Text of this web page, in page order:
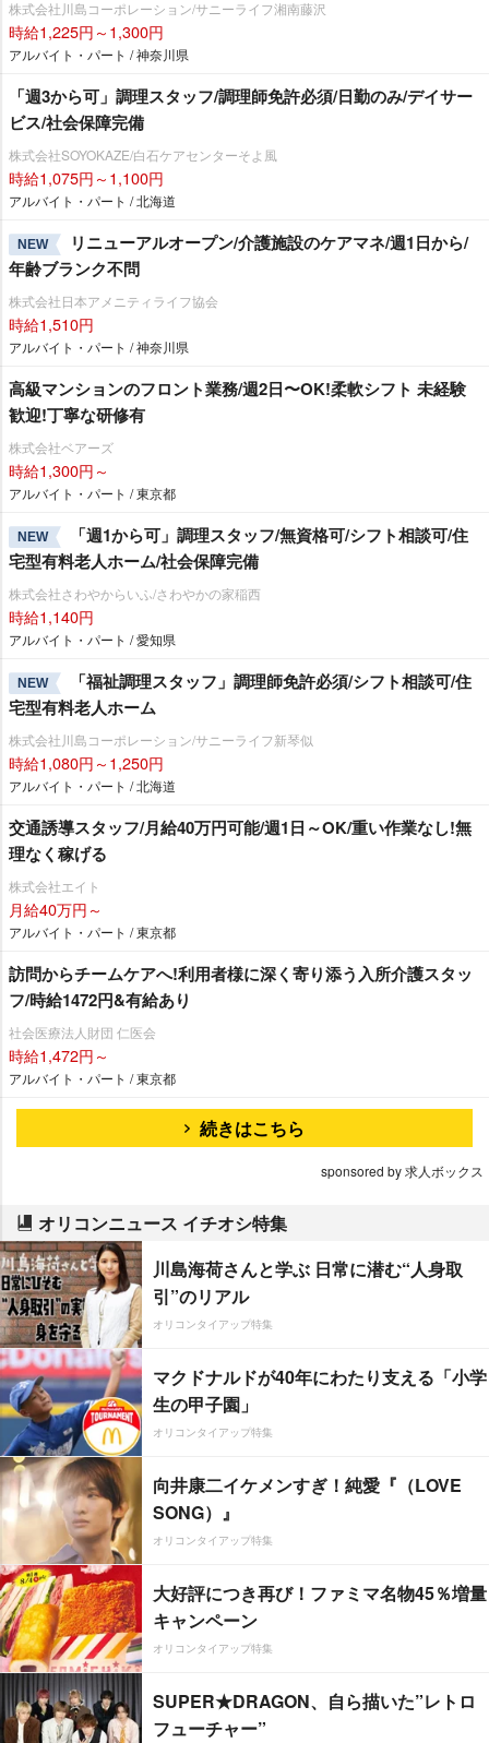
株式会社川島コーポレーション/サニーライフ湘南藤沢
時給1,225円～1,300円
アルバイト・パート / 神奈川県
「週3から可」調理スタッフ/調理師免許必須/日勤のみ/デイサー
ビス/社会保障完備
株式会社SOYOKAZE/白石ケアセンターそよ風
時給1,075円～1,100円
アルバイト・パート / 北海道
NEW
リニューアルオープン/介護施設のケアマネ/週1日から/
年齢ブランク不問
株式会社日本アメニティライフ協会
時給1,510円
アルバイト・パート / 神奈川県
⾼級マンションのフロント業務/週2⽇〜OK!柔軟シフト 未経験
歓迎!丁寧な研修有
株式会社ベアーズ
時給1,300円～
アルバイト・パート / 東京都
NEW
「週1から可」調理スタッフ/無資格可/シフト相談可/住
宅型有料老人ホーム/社会保障完備
株式会社さわやからいふ/さわやかの家稲西
時給1,140円
アルバイト・パート / 愛知県
NEW
「福祉調理スタッフ」調理師免許必須/シフト相談可/住
宅型有料老人ホーム
株式会社川島コーポレーション/サニーライフ新琴似
時給1,080円～1,250円
アルバイト・パート / 北海道
交通誘導スタッフ/月給40万円可能/週1日～OK/重い作業なし!無
理なく稼げる
株式会社エイト
月給40万円～
アルバイト・パート / 東京都
訪問からチームケアへ!利用者様に深く寄り添う入所介護スタッ
フ/時給1472円&有給あり
社会医療法人財団 仁医会
時給1,472円～
アルバイト・パート / 東京都
続きはこちら
sponsored by 求人ボックス
オリコンニュース イチオシ特集
川島海荷さんと学ぶ 日常に潜む“人身取
引”のリアル
オリコンタイアップ特集
マクドナルドが40年にわたり支える「小学
生の甲子園」
オリコンタイアップ特集
向井康二イケメンすぎ！純愛『（LOVE
SONG）』
オリコンタイアップ特集
大好評につき再び！ファミマ名物45％増量
キャンペーン
オリコンタイアップ特集
SUPER★DRAGON、自ら描いた”レトロ
フューチャー”